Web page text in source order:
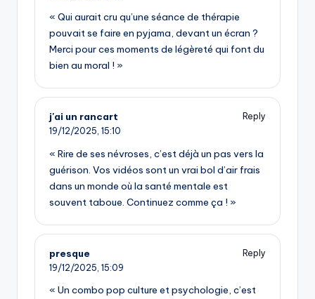
« Qui aurait cru qu’une séance de thérapie
pouvait se faire en pyjama, devant un écran ?
Merci pour ces moments de légèreté qui font du
bien au moral ! »
j'ai un rancart
Reply
19/12/2025, 15:10
« Rire de ses névroses, c’est déjà un pas vers la
guérison. Vos vidéos sont un vrai bol d’air frais
dans un monde où la santé mentale est
souvent taboue. Continuez comme ça ! »
presque
Reply
19/12/2025, 15:09
« Un combo pop culture et psychologie, c’est